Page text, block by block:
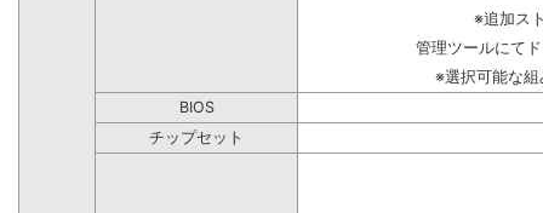
※追加ス
管理ツールにて
※選択可能な
BIOS
チップセット